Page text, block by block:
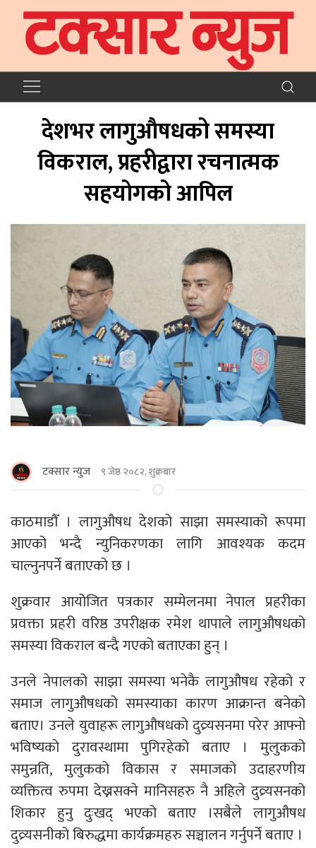
देशभर लागुऔषधको समस्या
विकराल, प्रहरीद्वारा रचनात्मक
सहयोगको आपिल
टक्सार न्युज ९ जेष्ठ २०८२, शुक्रबार
काठमाडाैँ । लागुऔषध देशको साझा समस्याको रूपमा
आएको भन्दै न्युनिकरणका लागि आवश्यक कदम
चाल्नुनपर्ने बताएको छ ।
शुक्रवार आयोजित पत्रकार सम्मेलनमा नेपाल प्रहरीका
प्रवक्ता प्रहरी वरिष्ठ उपरीक्षक रमेश थापाले लागुऔषधको
समस्या विकराल बन्दै गएको बताएका हुन् ।
उनले नेपालको साझा समस्या भनेकै लागुऔषध रहेको र
समाज लागुऔषधको समस्याका कारण आक्रान्त बनेको
बताए। उनले युवाहरू लागुऔषधको दुव्र्यसनमा परेर आफ्नो
भविष्यको दुरावस्थामा पुगिरहेको बताए । मुलुकको
समुन्नति, मुलुकको विकास र समाजको उदाहरणीय
व्यक्तित्व रुपमा देख्नसक्ने मानिसहरु नै अहिले दुव्र्यसनको
शिकार हुनु दुःखद् भएको बताए ।सबैले लागुऔषध
दुव्र्यसनीको बिरुद्धमा कार्यक्रमहरु सञ्चालन गर्नुपर्ने बताए ।